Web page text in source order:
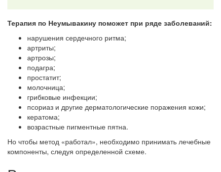
Терапия по Неумывакину поможет при ряде заболеваний:
нарушения сердечного ритма;
артриты;
артрозы;
подагра;
простатит;
молочница;
грибковые инфекции;
псориаз и другие дерматологические поражения кожи;
кератома;
возрастные пигментные пятна.
Но чтобы метод «работал», необходимо принимать лечебные
компоненты, следуя определенной схеме.